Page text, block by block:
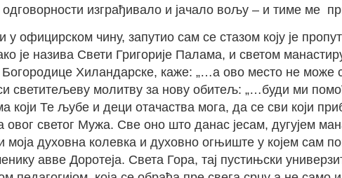
изграђивало и јачало вољу – и тиме ме
официрском чину, запутио сам се стазом коју је
је назива Свети Григорије Палама, и светом
Богородице Хиландарске, каже: „…а ово место не
светитељеву молитву за нову обитељ: „…буди ми
Те љубе и деци отачаства мога, да се сви који
светог Мужа. Све оно што данас јесам, дугујем
моја духовна колевка и духовно огњиште у којем сам
авве Доротеја. Света Гора, тај пустињски